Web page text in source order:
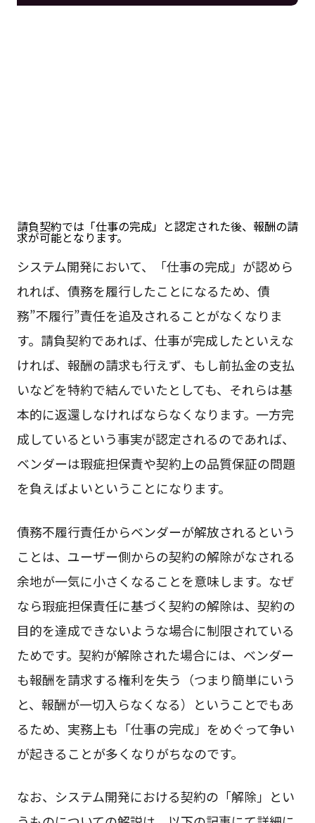
請負契約では「仕事の完成」と認定された後、報酬の請
求が可能となります。
システム開発において、「仕事の完成」が認めら
れれば、債務を履行したことになるため、債
務”不履行”責任を追及されることがなくなりま
す。請負契約であれば、仕事が完成したといえな
ければ、報酬の請求も行えず、もし前払金の支払
いなどを特約で結んでいたとしても、それらは基
本的に返還しなければならなくなります。一方完
成しているという事実が認定されるのであれば、
ベンダーは瑕疵担保責や契約上の品質保証の問題
を負えばよいということになります。
債務不履行責任からベンダーが解放されるという
ことは、ユーザー側からの契約の解除がなされる
余地が一気に小さくなることを意味します。なぜ
なら瑕疵担保責任に基づく契約の解除は、契約の
目的を達成できないような場合に制限されている
ためです。契約が解除された場合には、ベンダー
も報酬を請求する権利を失う（つまり簡単にいう
と、報酬が一切入らなくなる）ということでもあ
るため、実務上も「仕事の完成」をめぐって争い
が起きることが多くなりがちなのです。
なお、システム開発における契約の「解除」とい